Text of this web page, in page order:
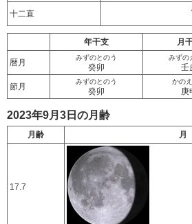
十二直
年干支 月
暦月
みずのとのう
癸卯
みずの
壬
節月
みずのとのう
癸卯
かの
庚
2023年9月3日の月齢
月齢 月
17.7